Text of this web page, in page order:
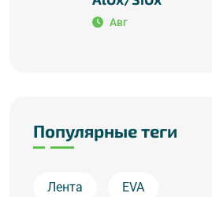
Авг
Популярные теги
Лента EVA